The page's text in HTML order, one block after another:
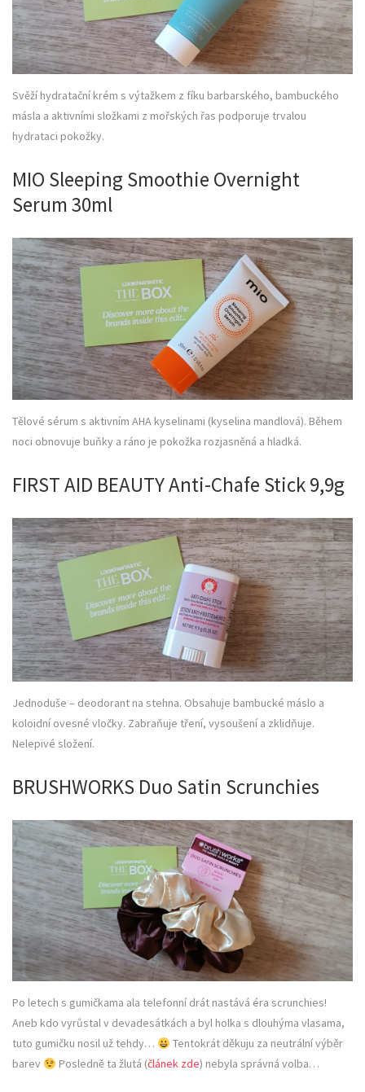
Svěží hydratační krém s výtažkem z fíku barbarského, bambuckého
másla a aktivními složkami z mořských řas podporuje trvalou
hydrataci pokožky.
MIO Sleeping Smoothie Overnight
Serum 30ml
Tělové sérum s aktivním AHA kyselinami (kyselina mandlová). Během
noci obnovuje buňky a ráno je pokožka rozjasněná a hladká.
FIRST AID BEAUTY Anti-Chafe Stick 9,9g
Jednoduše – deodorant na stehna. Obsahuje bambucké máslo a
koloidní ovesné vločky. Zabraňuje tření, vysoušení a zklidňuje.
Nelepivé složení.
BRUSHWORKS Duo Satin Scrunchies
Po letech s gumičkama ala telefonní drát nastává éra scrunchies!
Aneb kdo vyrůstal v devadesátkách a byl holka s dlouhýma vlasama,
tuto gumičku nosil už tehdy…
Tentokrát děkuju za neutrální výběr
barev
Posledně ta žlutá (článek zde) nebyla správná volba…